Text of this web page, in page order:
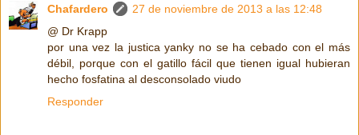
Chafardero
27 de noviembre de 2013 a las 12:48
@ Dr Krapp
por una vez la justica yanky no se ha cebado con el más
débil, porque con el gatillo fácil que tienen igual hubieran
hecho fosfatina al desconsolado viudo
Responder